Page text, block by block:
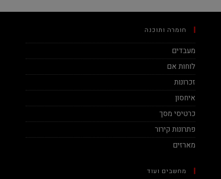
חומרה ותוכנה
מעבדים
לוחות אם
זכרונות
איחסון
כרטיסי מסך
פתרונות קירור
מארזים
מחשבים ועוד